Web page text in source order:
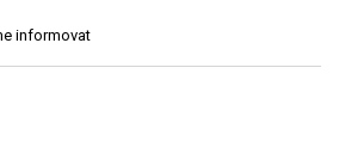
informovat